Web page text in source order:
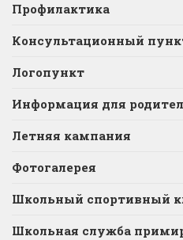
Профилактика
Консультационный
Логопункт
Информация для
Летняя кампания
Фотогалерея
Школьный спортивный
Школьная служба